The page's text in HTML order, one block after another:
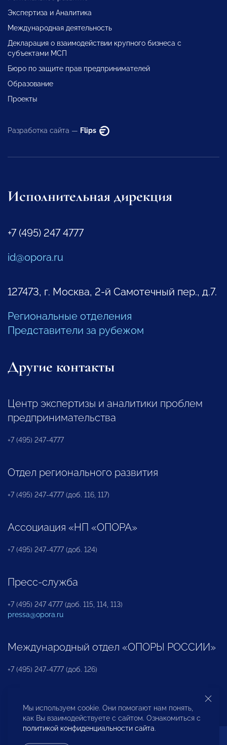
Экспертиза и Аналитика
Международная деятельность
Декларация о взаимодействии крупного бизнеса с
субъектами МСП
Бюро по защите прав предпринимателей
Образование
Проекты
Разработка сайта — Flips
Исполнительная дирекция
+7 (495) 247 4777
id@opora.ru
127473, г. Москва, 2-й Самотечный пер., д.7.
Региональные отделения
Представители за рубежом
Другие контакты
Центр экспертизы и аналитики проблем
предпринимательства
+7 (495) 247-4777
Отдел регионального развития
+7 (495) 247-4777 (доб. 116, 117)
Ассоциация «НП «ОПОРА»
+7 (495) 247-4777 (доб. 124)
Пресс-служба
+7 (495) 247 4777 (доб. 115, 114, 113)
pressa@opora.ru
Международный отдел «ОПОРЫ РОССИИ»
+7 (495) 247-4777 (доб. 126)
Бюро по защите прав предпринимателей и
инвесторов
Мы используем cookie. Они помогают нам понять,
как Вы взаимодействуете с сайтом. Ознакомиться с
политикой конфиденциальности сайта.